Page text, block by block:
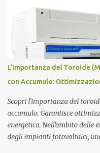
anni assistente di Guglielmo
sull’elettromagnetismo.
del Monopolo Magnetico
Magnetico . L'Atomo
da triplette neutre di quark
atomo magnetico quindi non
atomico...
L'Importanza del Toroide
con Accumulo:
Scopri l'importanza del
accumulo. Garantisce
energetica. Nell'ambito delle
degli impianti fotovoltaici,